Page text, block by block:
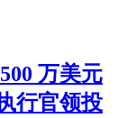
万美元
行官领投